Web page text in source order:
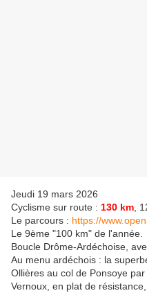
Jeudi 19 mars 2026
Cyclisme sur route : 130 km ,
Le parcours : https://
Le 9ème "100 km" de l'année.
Boucle Drôme-Ardéchoise,
Au menu ardéchois : la
Ollières au col de Ponsoye
Vernoux, en plat de